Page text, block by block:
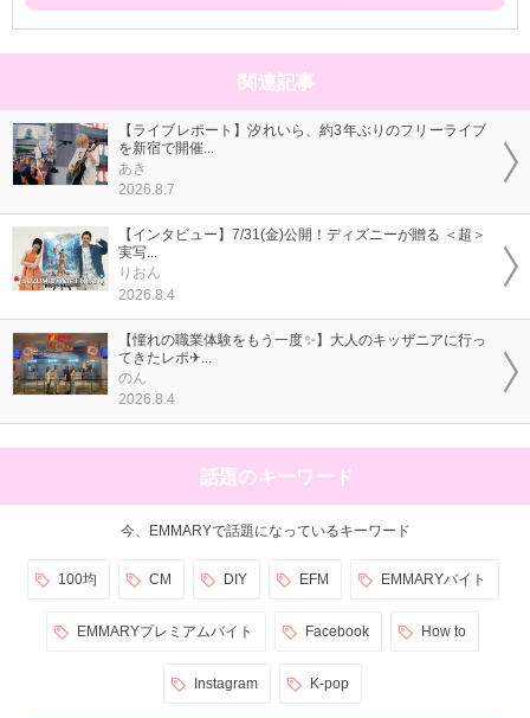
関連記事
【ライブレポート】汐れいら、約3年ぶりのフリーライブ
を新宿で開催...
あき
2026.8.7
【インタビュー】7/31(金)公開！ディズニーが贈る ＜超＞
実写...
りおん
2026.8.4
【憧れの職業体験をもう一度✨】大人のキッザニアに行っ
てきたレポ✈...
のん
2026.8.4
話題のキーワード
今、EMMARYで話題になっているキーワード
100均 CM DIY EFM EMMARYバイト
EMMARYプレミアムバイト Facebook How to
Instagram K-pop